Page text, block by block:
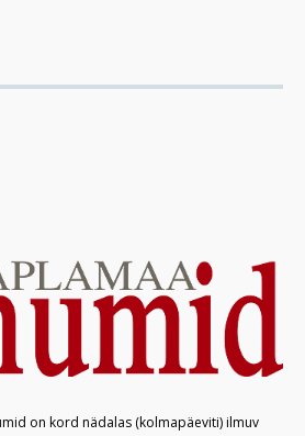
on kord nädalas (kolmapäeviti) ilmuv